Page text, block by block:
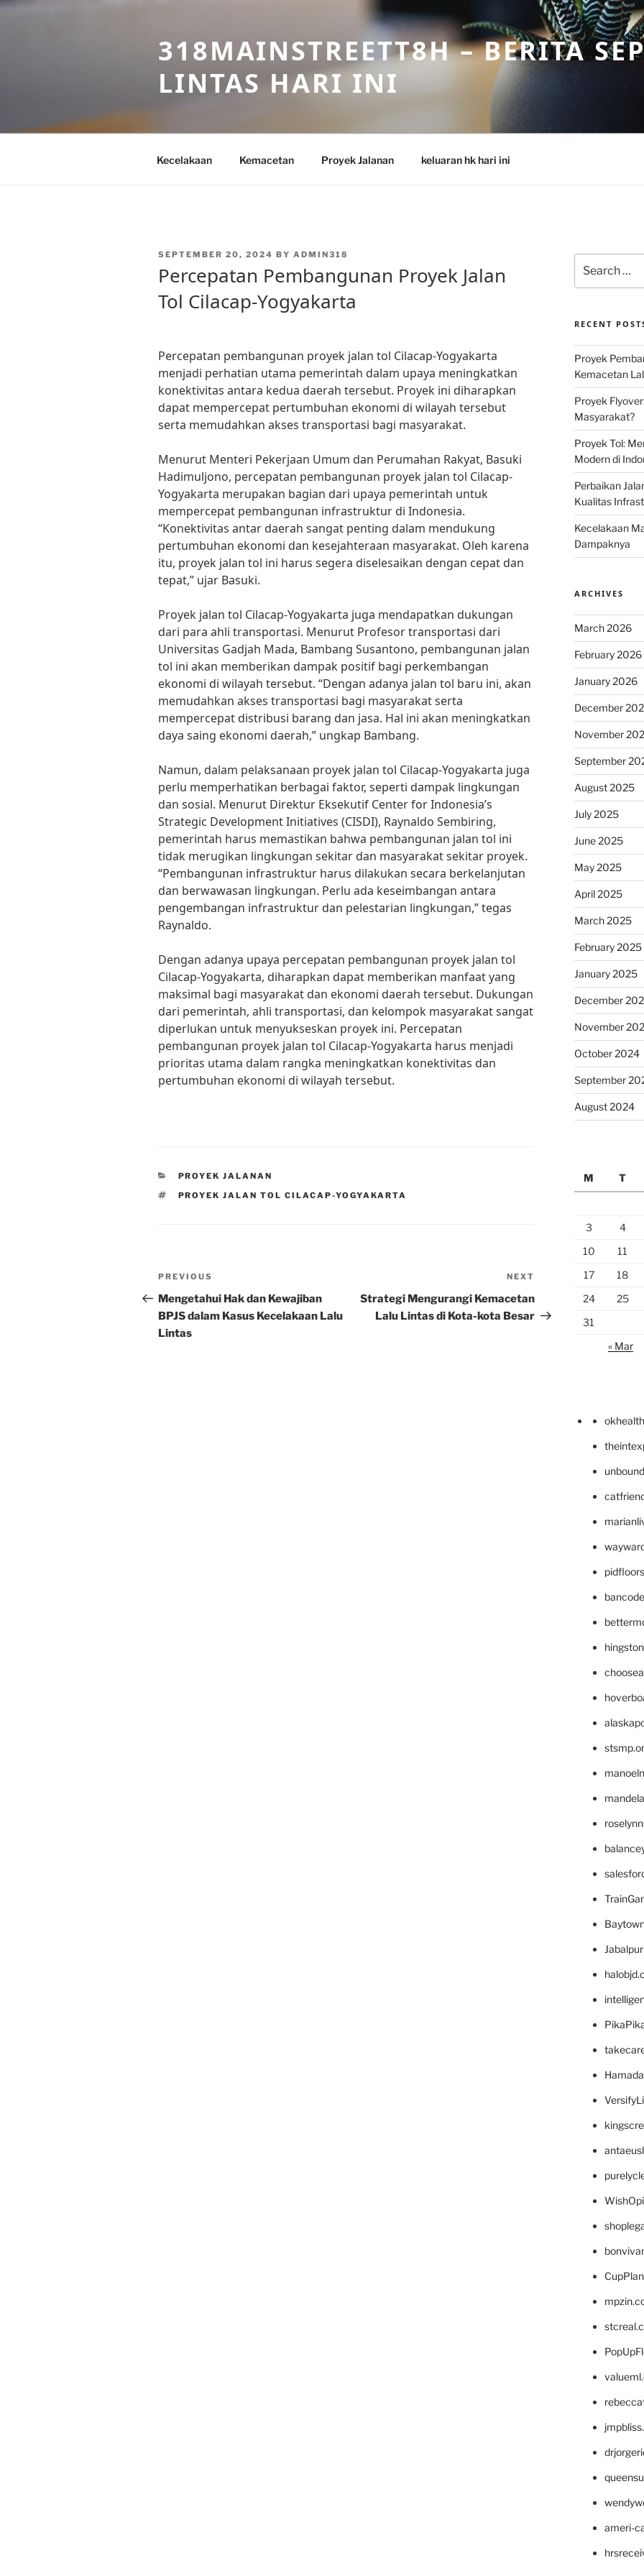
Skip
318MAINSTREETT8H – BERITA
LINTAS HARI INI
Kecelakaan Kemacetan Proyek Jalanan keluaran hk hari ini
POSTED
SEPTEMBER 20, 2024 BY ADMIN318
Percepatan Pembangunan Proyek Jalan
Tol Cilacap-Yogyakarta
Percepatan pembangunan proyek jalan tol Cilacap-Yogyakarta
menjadi perhatian utama pemerintah dalam upaya meningkatkan
konektivitas antara kedua daerah tersebut. Proyek ini diharapkan
dapat mempercepat pertumbuhan ekonomi di wilayah tersebut
serta memudahkan akses transportasi bagi masyarakat.
Menurut Menteri Pekerjaan Umum dan Perumahan Rakyat, Basuki
Hadimuljono, percepatan pembangunan proyek jalan tol Cilacap-
Yogyakarta merupakan bagian dari upaya pemerintah untuk
mempercepat pembangunan infrastruktur di Indonesia.
“Konektivitas antar daerah sangat penting dalam mendukung
pertumbuhan ekonomi dan kesejahteraan masyarakat. Oleh karena
itu, proyek jalan tol ini harus segera diselesaikan dengan cepat dan
tepat,” ujar Basuki.
Proyek jalan tol Cilacap-Yogyakarta juga mendapatkan dukungan
dari para ahli transportasi. Menurut Profesor transportasi dari
Universitas Gadjah Mada, Bambang Susantono, pembangunan jalan
tol ini akan memberikan dampak positif bagi perkembangan
ekonomi di wilayah tersebut. “Dengan adanya jalan tol baru ini, akan
memudahkan akses transportasi bagi masyarakat serta
mempercepat distribusi barang dan jasa. Hal ini akan meningkatkan
daya saing ekonomi daerah,” ungkap Bambang.
Namun, dalam pelaksanaan proyek jalan tol Cilacap-Yogyakarta juga
perlu memperhatikan berbagai faktor, seperti dampak lingkungan
dan sosial. Menurut Direktur Eksekutif Center for Indonesia’s
Strategic Development Initiatives (CISDI), Raynaldo Sembiring,
pemerintah harus memastikan bahwa pembangunan jalan tol ini
tidak merugikan lingkungan sekitar dan masyarakat sekitar proyek.
“Pembangunan infrastruktur harus dilakukan secara berkelanjutan
dan berwawasan lingkungan. Perlu ada keseimbangan antara
pengembangan infrastruktur dan pelestarian lingkungan,” tegas
Raynaldo.
Dengan adanya upaya percepatan pembangunan proyek jalan tol
Cilacap-Yogyakarta, diharapkan dapat memberikan manfaat yang
maksimal bagi masyarakat dan ekonomi daerah tersebut. Dukungan
dari pemerintah, ahli transportasi, dan kelompok masyarakat sangat
diperlukan untuk menyukseskan proyek ini. Percepatan
pembangunan proyek jalan tol Cilacap-Yogyakarta harus menjadi
prioritas utama dalam rangka meningkatkan konektivitas dan
pertumbuhan ekonomi di wilayah tersebut.
CATEGORIES
PROYEK JALANAN
TAGS
PROYEK JALAN TOL CILACAP-YOGYAKARTA
Post
navigation
Previous
Post
PREVIOUS
Mengetahui Hak dan Kewajiban
BPJS dalam Kasus Kecelakaan Lalu
Lintas
Post
NEXT
Strategi Mengurangi Kemacetan
Lalu Lintas di Kota-kota Besar
for:
RECENT
Proyek
Kemacetan
Proyek
Masyarakat?
Proyek Tol:
Modern di
Perbaikan
Kualitas
Kecelakaan
Dampaknya
ARCHIVES
March 2026
February 2026
January 2026
December
November
September
August 2025
July 2025
June 2025
May 2025
April 2025
March 2025
February 2025
January 2025
December
November
October 2024
September
August 2024
M
T
3
4
10
11
17
18
24
25
31
« Mar
ameri-